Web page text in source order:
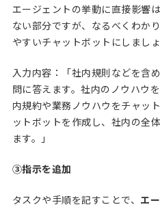
エージェントの挙動に直接影響
ない部分ですが、なるべくわか
やすいチャットボットにしましょ
入力内容：「社内規則などを含
問に答えます。社内のノウハウ
内規約や業務ノウハウをチャッ
ットボットを作成し、社内の全
ます。」
③指示を追加
タスクや手順を記すことで、 エ